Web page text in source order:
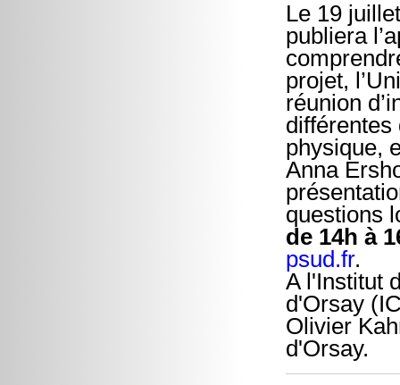
Le 19
publiera
projet,
réunion
différentes
physique,
Anna
questions
de 14h à
psud.fr.
A l'Institut
d'Orsay
Olivier
d'Orsay.